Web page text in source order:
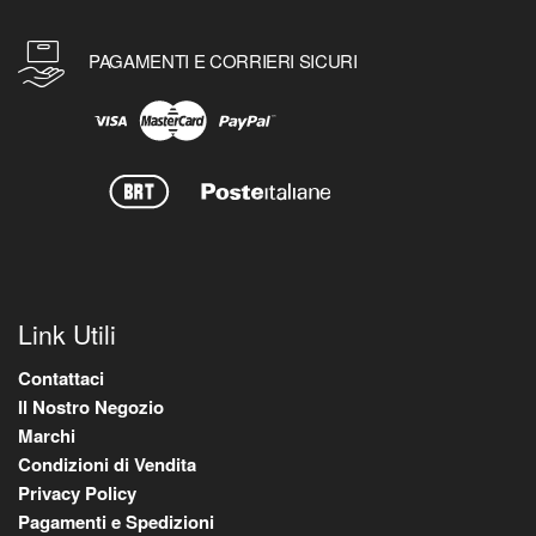
PAGAMENTI E CORRIERI SICURI
Link Utili
Contattaci
Il Nostro Negozio
Marchi
Condizioni di Vendita
Privacy Policy
Pagamenti e Spedizioni